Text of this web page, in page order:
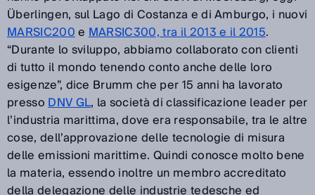
Überlingen, sul Lago di Costanza e di Amburgo, i nuovi
MARSIC200eMARSIC300, tra il 2013 e il 2015.
“Durante lo sviluppo, abbiamo collaborato con clienti
di tutto il mondo tenendo conto anche delle loro
esigenze”, dice Brumm che per 15 anni ha lavorato
pressoDNV GL, la società di classificazione leader per
l’industria marittima, dove era responsabile, tra le altre
cose, dell’approvazione delle tecnologie di misura
delle emissioni marittime. Quindi conosce molto bene
la materia, essendo inoltre un membro accreditato
della delegazione delle industrie tedesche ed